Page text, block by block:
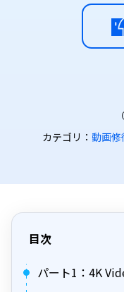
カテゴリ： 動画修
目次
パート1：4K